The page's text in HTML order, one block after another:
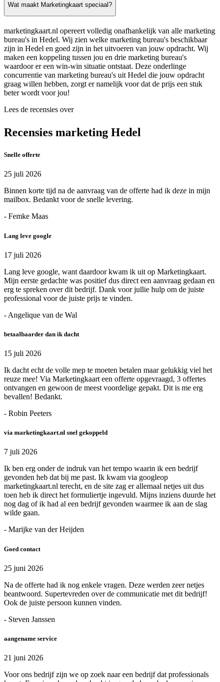
Wat maakt Marketingkaart speciaal?
marketingkaart.nl opereert volledig onafhankelijk van alle marketing
bureau's in Hedel. Wij zien welke marketing bureau's beschikbaar
zijn in Hedel en goed zijn in het uitvoeren van jouw opdracht. Wij
maken een koppeling tussen jou en drie marketing bureau's
waardoor er een win-win situatie ontstaat. Deze onderlinge
concurrentie van marketing bureau's uit Hedel die jouw opdracht
graag willen hebben, zorgt er namelijk voor dat de prijs een stuk
beter wordt voor jou!
Lees de recensies over
Recensies marketing Hedel
Snelle offerte
25 juli 2026
Binnen korte tijd na de aanvraag van de offerte had ik deze in mijn
mailbox. Bedankt voor de snelle levering.
- Femke Maas
Lang leve google
17 juli 2026
Lang leve google, want daardoor kwam ik uit op Marketingkaart.
Mijn eerste gedachte was positief dus direct een aanvraag gedaan en
erg te spreken over dit bedrijf. Dank voor jullie hulp om de juiste
professional voor de juiste prijs te vinden.
- Angelique van de Wal
betaalbaarder dan ik dacht
15 juli 2026
Ik dacht echt de volle mep te moeten betalen maar gelukkig viel het
reuze mee! Via Marketingkaart een offerte opgevraagd, 3 offertes
ontvangen en gewoon de meest voordelige gepakt. Dit is me erg
bevallen! Bedankt.
- Robin Peeters
via marketingkaart.nl snel gekoppeld
7 juli 2026
Ik ben erg onder de indruk van het tempo waarin ik een bedrijf
gevonden heb dat bij me past. Ik kwam via googleop
marketingkaart.nl terecht, en de site zag er allemaal netjes uit dus
toen heb ik direct het formuliertje ingevuld. Mijns inziens duurde het
nog dag of ik had al een bedrijf gevonden waarmee ik aan de slag
wilde gaan.
- Marijke van der Heijden
Goed contact
25 juni 2026
Na de offerte had ik nog enkele vragen. Deze werden zeer netjes
beantwoord. Supertevreden over de communicatie met dit bedrijf!
Ook de juiste persoon kunnen vinden.
- Steven Janssen
aangename service
21 juni 2026
Voor ons bedrijf zijn we op zoek naar een bedrijf dat professionals